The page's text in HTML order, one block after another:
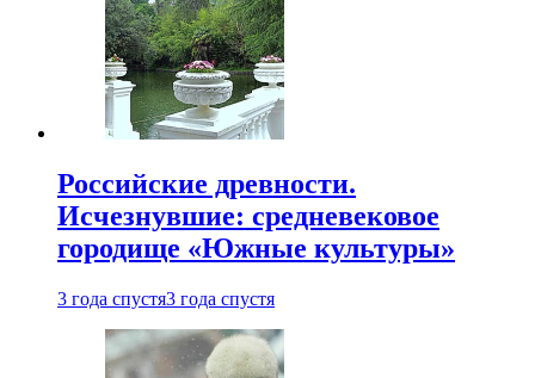
Российские древности.
Исчезнувшие: средневековое
городище «Южные культуры»
3 года спустя3 года спустя